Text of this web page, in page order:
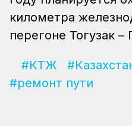
километра
перегоне Тогузак
#КТЖ
#ремонт пути